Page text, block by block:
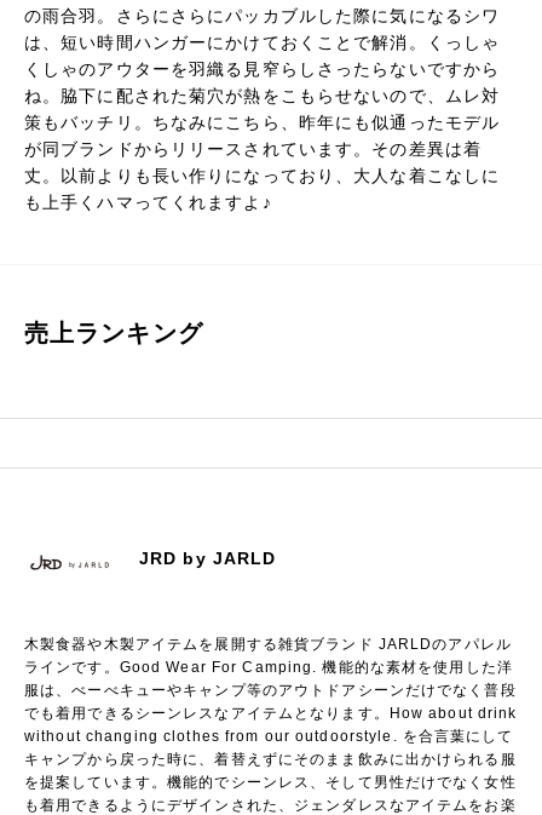
の雨合羽。さらにさらにパッカブルした際に気になるシワ
は、短い時間ハンガーにかけておくことで解消。くっしゃ
くしゃのアウターを羽織る見窄らしさったらないですから
ね。脇下に配された菊穴が熱をこもらせないので、ムレ対
策もバッチリ。ちなみにこちら、昨年にも似通ったモデル
が同ブランドからリリースされています。その差異は着
丈。以前よりも長い作りになっており、大人な着こなしに
も上手くハマってくれますよ♪
売上ランキング
JRD by JARLD
木製食器や木製アイテムを展開する雑貨ブランド JARLDのアパレル
ラインです。Good Wear For Camping. 機能的な素材を使用した洋
服は、べーべキューやキャンプ等のアウトドアシーンだけでなく普段
でも着用できるシーンレスなアイテムとなります。How about drink
without changing clothes from our outdoorstyle. を合言葉にして
キャンプから戻った時に、着替えずにそのまま飲みに出かけられる服
を提案しています。機能的でシーンレス、そして男性だけでなく女性
も着用できるようにデザインされた、ジェンダレスなアイテムをお楽